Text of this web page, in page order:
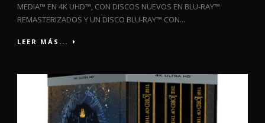
MEDIA™ EN 4K UHD™, CON DISCOS NUEVOS EN BLU-RAY™
REMASTERIZADOS Y UN DISCO BLU-RAY™ CON...
LEER MÁS...